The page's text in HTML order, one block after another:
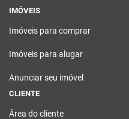
IMÓVEIS
Imóveis para comprar
Imóveis para alugar
Anunciar seu imóvel
CLIENTE
Área do cliente